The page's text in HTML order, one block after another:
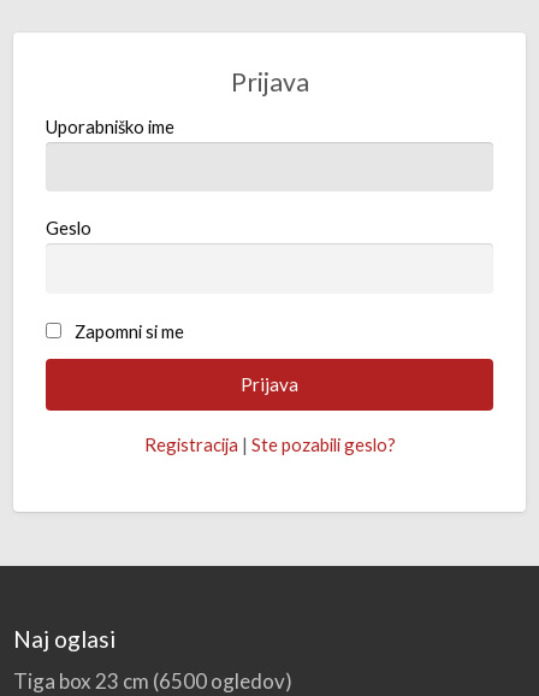
Prijava
Uporabniško ime
Geslo
Zapomni si me
Registracija | Ste pozabili geslo?
Naj oglasi
Tiga box 23 cm (6500 ogledov)